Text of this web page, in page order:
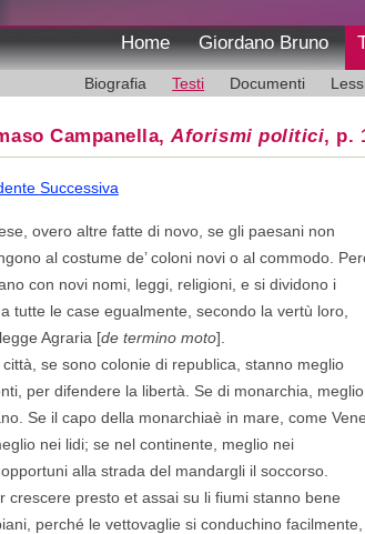
Home Giordano Bruno
Biografia Testi Documenti
Campanella,Aforismi politici, p.
Successiva
overo altre fatte di novo, se gli paesani non
al costume de’ coloni novi o al commodo.
con novi nomi, leggi, religioni, e si dividono i
tutte le case egualmente, secondo la vertù loro,
Agraria [de termino moto].
se sono colonie di republica, stanno meglio
per difendere la libertà. Se di monarchia, meglio
Se il capo della monarchiaè in mare, come
nei lidi; se nel continente, meglio nei
alla strada del mandargli il soccorso.
crescere presto et assai su li fiumi stanno bene
perché le vettovaglie si conduchino facilmente,